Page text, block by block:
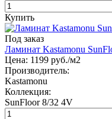
Купить
Под заказ
Ламинат Kastamonu
Цена: 1199 руб./м2
Производитель:
Kastamonu
Коллекция:
SunFloor 8/32 4V